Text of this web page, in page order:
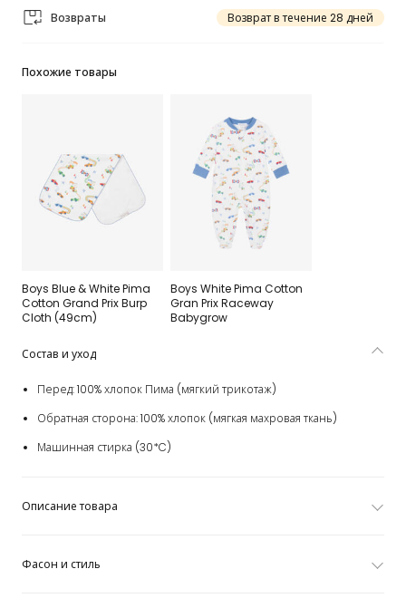
Возвраты Возврат в течение 28 дней
Похожие товары
Boys Blue & White Pima
Cotton Grand Prix Burp
Cloth (49cm)
Boys White Pima Cotton
Gran Prix Raceway
Babygrow
Состав и уход
Перед: 100% хлопок Пима (мягкий трикотаж)
Обратная сторона: 100% хлопок (мягкая махровая ткань)
Машинная стирка (30*C)
Описание товара
Фасон и стиль